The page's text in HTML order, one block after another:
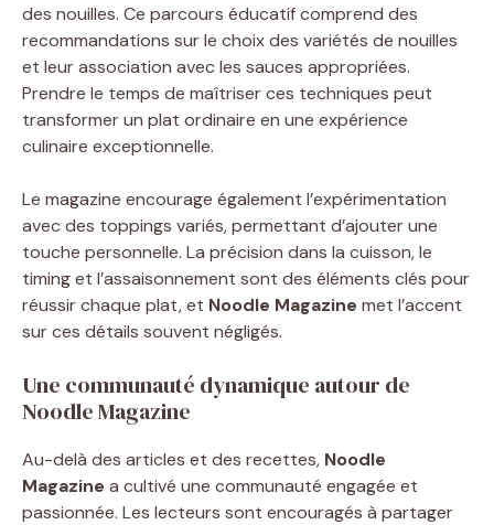
des nouilles. Ce parcours éducatif comprend des
recommandations sur le choix des variétés de nouilles
et leur association avec les sauces appropriées.
Prendre le temps de maîtriser ces techniques peut
transformer un plat ordinaire en une expérience
culinaire exceptionnelle.
Le magazine encourage également l’expérimentation
avec des toppings variés, permettant d’ajouter une
touche personnelle. La précision dans la cuisson, le
timing et l’assaisonnement sont des éléments clés pour
réussir chaque plat, et Noodle Magazine met l’accent
sur ces détails souvent négligés.
Une communauté dynamique autour de
Noodle Magazine
Au-delà des articles et des recettes, Noodle
Magazine a cultivé une communauté engagée et
passionnée. Les lecteurs sont encouragés à partager